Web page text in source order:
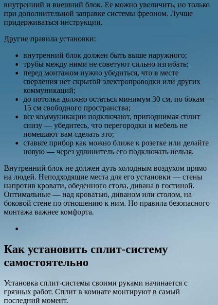
внутренний и внешний блок. Ее можно увеличить, но только
при дополнительной заправке системы фреоном. Лучше
придерживаться инструкции.
Другие правила установки:
внутренний блок должен быть выше наружного;
трубы между ними не советуют сильно изгибать;
перед монтажом нужно убедиться, что в месте
сверления нет скрытой электропроводки или других
коммуникаций;
до потолка должно остаться минимум 30 см, по бокам —
15 см свободного пространства;
все коммуникации подключают, приподнимая сплит
снизу — убедитесь, что перегородки и мебель не
помешают вам сделать это;
ставьте прибор как можно ближе к розетке или делайте
новую — через удлинитель его подключать нельзя.
Внутренний блок не должен дуть холодным воздухом прямо
на людей. Неподходящие места для его установки — стены
напротив кровати, обеденного стола, дивана в гостиной.
Оптимальные — над кроватью, диваном или столом, на
боковой стене по отношению к ним. Но правила безопасного
монтажа важнее комфорта.
Как установить сплит-систему
самостоятельно
Установка сплит-системы своими руками начинается с
грязных работ. Сплит в комнате монтируют в самый
последний момент.